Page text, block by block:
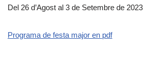
Del 26 d’Agost al 3 de Setembre de 2023
Programa de festa major en pdf